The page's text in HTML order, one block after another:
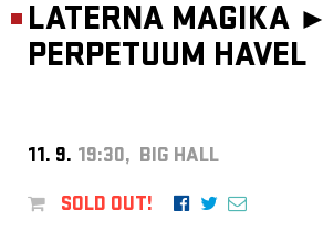
LATERNA MAGIKA ►
PERPETUUM HAVEL
11. 9. 19:30, BIG HALL
SOLD OUT!